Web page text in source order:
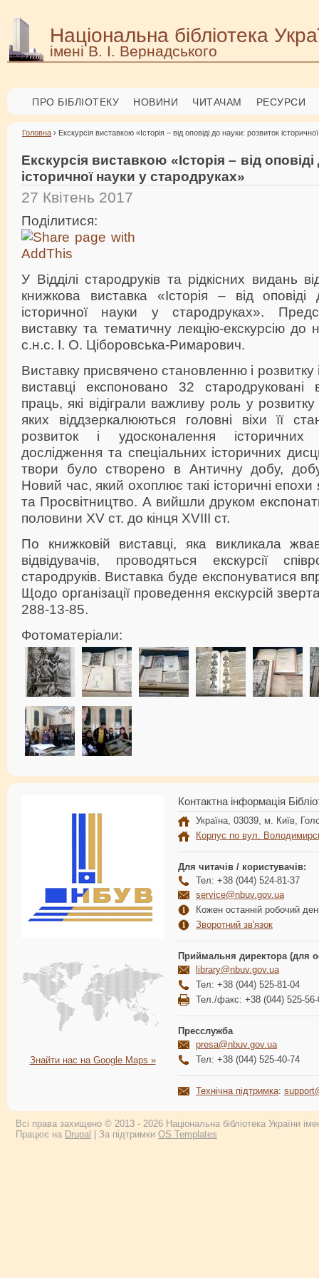
Національна бібліотека
імені В. І. Вернадського
ПРО БІБЛІОТЕКУ НОВИНИ ЧИТАЧАМ РЕСУРСИ
Головна › Екскурсія виставкою «Історія – від оповіді до науки: розвиток
Екскурсія виставкою «Історія – від
історичної науки у стародруках»
27 Квітень 2017
Поділитися:
У Відділі стародруків та рідкісних видань
книжкова виставка «Історія – від
історичної науки у стародруках».
виставку та тематичну лекцію-екскурсію до
с.н.с. І. О. Ціборовська-Римарович.
Виставку присвячено становленню і розвитку
виставці експоновано 32 стародруковані
праць, які відіграли важливу роль у розвитку
яких віддзеркалюються головні віхи її
розвиток і удосконалення історичних
дослідження та спеціальних історичних
твори було створено в Античну добу,
Новий час, який охоплює такі історичні
та Просвітництво. А вийшли друком
половини XV ст. до кінця XVIII ст.
По книжковій виставці, яка викликала
відвідувачів, проводяться екскурсії
стародруків. Виставка буде експонуватися
Щодо організації проведення екскурсій
288-13-85.
Фотоматеріали:
Знайти нас на Google Maps »
Контактна інформація
Україна, 03039, м. Київ,
Корпус по вул.
Для читачів / користувачів:
Тел: +38 (044) 524-81-37
service@nbuv.gov.ua
Кожен останній робочий
Зворотний зв'язок
Приймальня директора (для
library@nbuv.gov.ua
Тел: +38 (044) 525-81-04
Тел./факс: +38 (044) 525-56-
Пресслужба
presa@nbuv.gov.ua
Тел: +38 (044) 525-40-74
Технічна підтримка:
Всі права захищено © 2013 - 2026 Національна бібліотека України
Працює на Drupal | За підтримки OS Templates